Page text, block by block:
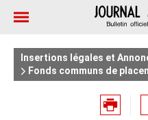
Insertions légales et
Fonds communs de